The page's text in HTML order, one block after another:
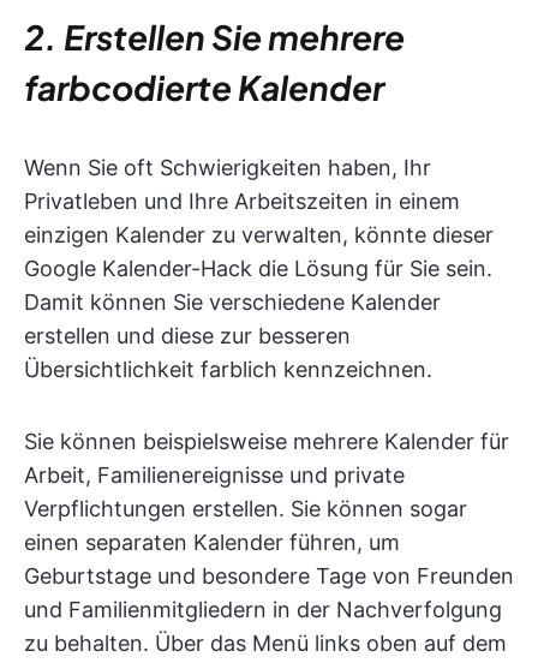
2. Erstellen Sie mehrere
farbcodierte Kalender
Wenn Sie oft Schwierigkeiten haben, Ihr
Privatleben und Ihre Arbeitszeiten in einem
einzigen Kalender zu verwalten, könnte dieser
Google Kalender-Hack die Lösung für Sie sein.
Damit können Sie verschiedene Kalender
erstellen und diese zur besseren
Übersichtlichkeit farblich kennzeichnen.
Sie können beispielsweise mehrere Kalender für
Arbeit, Familienereignisse und private
Verpflichtungen erstellen. Sie können sogar
einen separaten Kalender führen, um
Geburtstage und besondere Tage von Freunden
und Familienmitgliedern in der Nachverfolgung
zu behalten. Über das Menü links oben auf dem